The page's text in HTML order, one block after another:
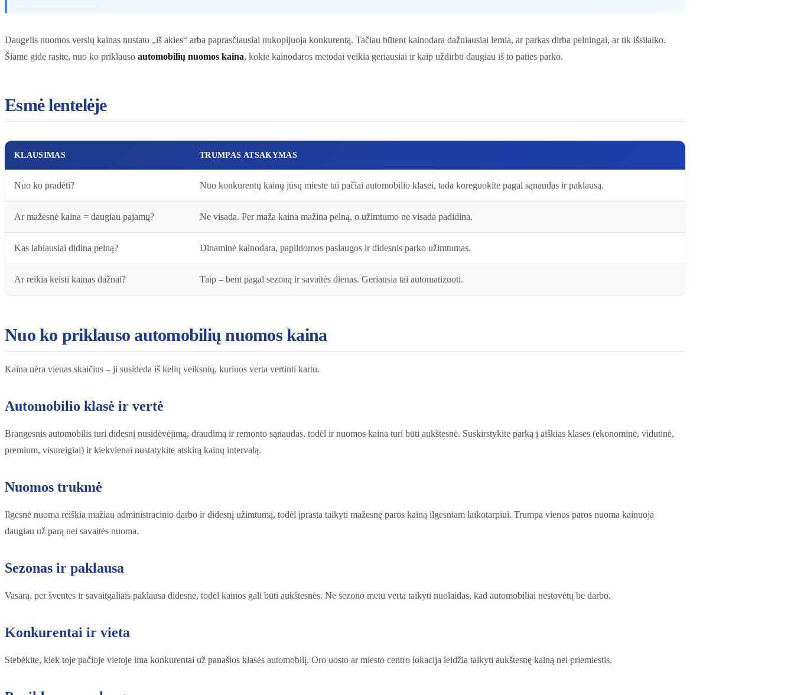
Daugelis nuomos verslų kainas nustato „iš akies“ arba paprasčiausiai nukopijuoja konkurentą. Tačiau būtent kainodara dažniausiai lemia, ar parkas dirba pelningai, ar tik išsilaiko.
Šiame gide rasite, nuo ko priklauso automobilių nuomos kaina, kokie kainodaros metodai veikia geriausiai ir kaip uždirbti daugiau iš to paties parko.
Esmė lentelėje
KLAUSIMAS TRUMPAS ATSAKYMAS
Nuo ko pradėti? Nuo konkurentų kainų jūsų mieste tai pačiai automobilio klasei, tada koreguokite pagal sąnaudas ir paklausą.
Ar mažesnė kaina = daugiau pajamų? Ne visada. Per maža kaina mažina pelną, o užimtumo ne visada padidina.
Kas labiausiai didina pelną? Dinaminė kainodara, papildomos paslaugos ir didesnis parko užimtumas.
Ar reikia keisti kainas dažnai? Taip – bent pagal sezoną ir savaitės dienas. Geriausia tai automatizuoti.
Nuo ko priklauso automobilių nuomos kaina
Kaina nėra vienas skaičius – ji susideda iš kelių veiksnių, kuriuos verta vertinti kartu.
Automobilio klasė ir vertė
Brangesnis automobilis turi didesnį nusidėvėjimą, draudimą ir remonto sąnaudas, todėl ir nuomos kaina turi būti aukštesnė. Suskirstykite parką į aiškias klases (ekonominė, vidutinė,
premium, visureigiai) ir kiekvienai nustatykite atskirą kainų intervalą.
Nuomos trukmė
Ilgesnė nuoma reiškia mažiau administracinio darbo ir didesnį užimtumą, todėl įprasta taikyti mažesnę paros kainą ilgesniam laikotarpiui. Trumpa vienos paros nuoma kainuoja
daugiau už parą nei savaitės nuoma.
Sezonas ir paklausa
Vasarą, per šventes ir savaitgaliais paklausa didesnė, todėl kainos gali būti aukštesnės. Ne sezono metu verta taikyti nuolaidas, kad automobiliai nestovėtų be darbo.
Konkurentai ir vieta
Stebėkite, kiek toje pačioje vietoje ima konkurentai už panašios klasės automobilį. Oro uosto ar miesto centro lokacija leidžia taikyti aukštesnę kainą nei priemiestis.